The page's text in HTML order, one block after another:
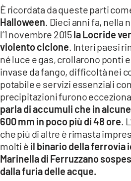
LACPLAY.IT
LACTV.IT
LACONAIR.IT
LACITYMAG.IT
ILREGGINO.IT
COSENZACHANNEL.IT
ILVIBONESE.IT
CATANZAROCHANNEL.IT
LACAPITALENEWS.IT
È ricordata da queste parti
Halloween. Dieci anni fa, nella
l’1 novembre 2015la Locride
violento ciclone. Interi paesi
né luce e gas, crollarono ponti
invase da fango, difficoltà nei
potabile e servizi essenziali
precipitazioni furono
parla di accumuli che in
600 mm in poco più di 48 ore.
che più di altre è rimasta
molti è il binario della ferrovia
Marinella di Ferruzzano
dalla furia delle acque.